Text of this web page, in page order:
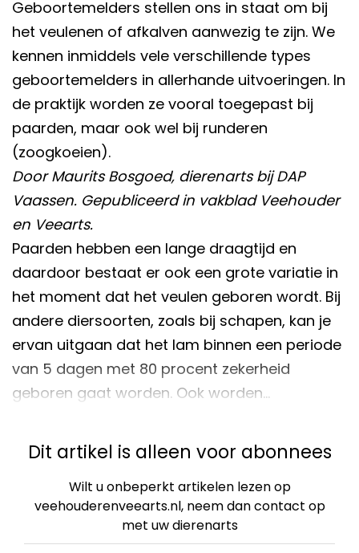
Geboortemelders stellen ons in staat om bij
het veulenen of afkalven aanwezig te zijn. We
kennen inmiddels vele verschillende types
geboortemelders in allerhande uitvoeringen. In
de praktijk worden ze vooral toegepast bij
paarden, maar ook wel bij runderen
(zoogkoeien).
Door Maurits Bosgoed, dierenarts bij DAP
Vaassen. Gepubliceerd in vakblad Veehouder
en Veearts.
Paarden hebben een lange draagtijd en
daardoor bestaat er ook een grote variatie in
het moment dat het veulen geboren wordt. Bij
andere diersoorten, zoals bij schapen, kan je
ervan uitgaan dat het lam binnen een periode
van 5 dagen met 80 procent zekerheid
geboren gaat worden. Ook worden…
Dit artikel is alleen voor abonnees
Wilt u onbeperkt artikelen lezen op
veehouderenveearts.nl, neem dan contact op
met uw dierenarts